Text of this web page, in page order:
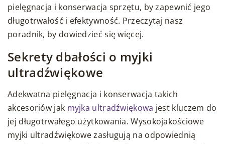
pielęgnacja i konserwacja sprzętu, by zapewnić jego
długotrwałość i efektywność. Przeczytaj nasz
poradnik, by dowiedzieć się więcej.
Sekrety dbałości o myjki
ultradźwiękowe
Adekwatna pielęgnacja i konserwacja takich
akcesoriów jak myjka ultradźwiękowa jest kluczem do
jej długotrwałego użytkowania. Wysokojakościowe
myjki ultradźwiękowe zasługują na odpowiednią